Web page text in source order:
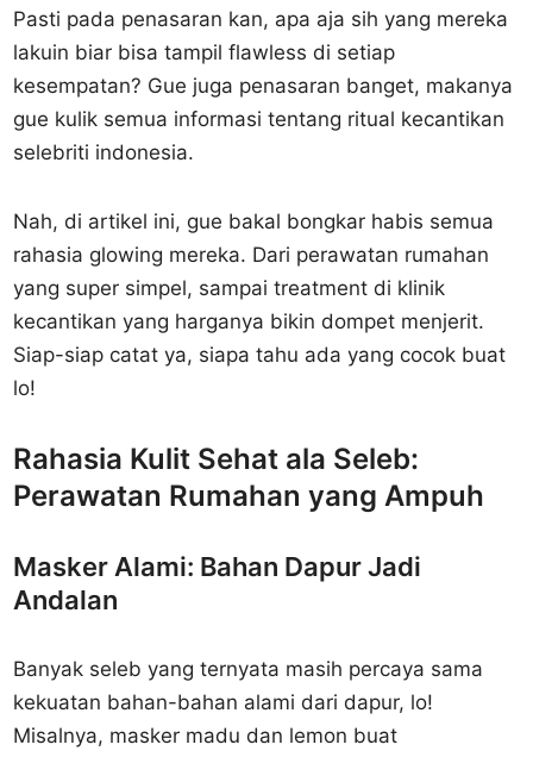
Pasti pada penasaran kan, apa aja sih yang mereka
lakuin biar bisa tampil flawless di setiap
kesempatan? Gue juga penasaran banget, makanya
gue kulik semua informasi tentang ritual kecantikan
selebriti indonesia.
Nah, di artikel ini, gue bakal bongkar habis semua
rahasia glowing mereka. Dari perawatan rumahan
yang super simpel, sampai treatment di klinik
kecantikan yang harganya bikin dompet menjerit.
Siap-siap catat ya, siapa tahu ada yang cocok buat
lo!
Rahasia Kulit Sehat ala Seleb:
Perawatan Rumahan yang Ampuh
Masker Alami: Bahan Dapur Jadi
Andalan
Banyak seleb yang ternyata masih percaya sama
kekuatan bahan-bahan alami dari dapur, lo!
Misalnya, masker madu dan lemon buat